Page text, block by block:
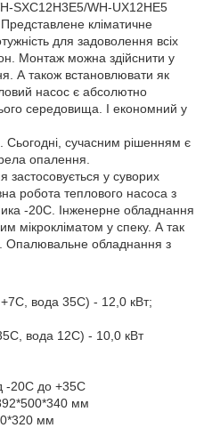
SXC12Н3E5/WH-UX12НE5
кліматичне
для задоволення всіх
Монтаж можна здійснити у
А також встановлювати як
насос є абсолютно
середовища. І економний у
Сьогодні, сучасним рішенням є
опалення.
застосовується у суворих
робота теплового насоса з
-20С. Інженерне обладнання
мікрокліматом у спеку. А так
Опалювальне обладнання з
+7С, вода 35С) - 12,0 кВт;
вода 12С) - 10,0 кВт
-20С до +35С
мм
мм